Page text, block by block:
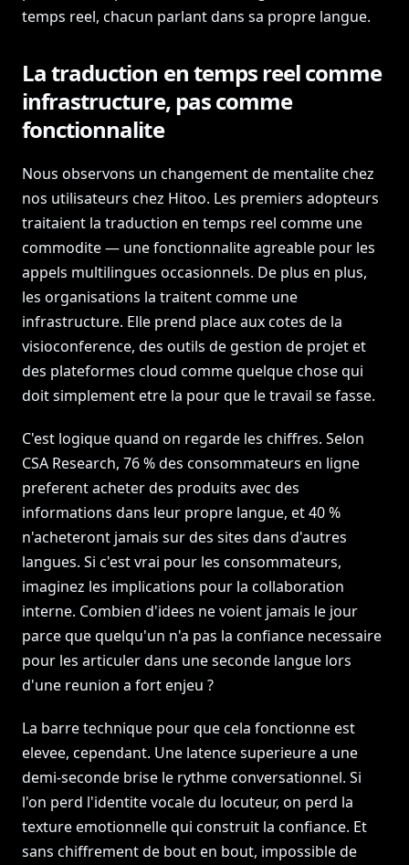
temps reel, chacun parlant dans sa propre langue.
La traduction en temps reel comme
infrastructure, pas comme
fonctionnalite
Nous observons un changement de mentalite chez
nos utilisateurs chez Hitoo. Les premiers adopteurs
traitaient la traduction en temps reel comme une
commodite — une fonctionnalite agreable pour les
appels multilingues occasionnels. De plus en plus,
les organisations la traitent comme une
infrastructure. Elle prend place aux cotes de la
visioconference, des outils de gestion de projet et
des plateformes cloud comme quelque chose qui
doit simplement etre la pour que le travail se fasse.
C'est logique quand on regarde les chiffres. Selon
CSA Research, 76 % des consommateurs en ligne
preferent acheter des produits avec des
informations dans leur propre langue, et 40 %
n'acheteront jamais sur des sites dans d'autres
langues. Si c'est vrai pour les consommateurs,
imaginez les implications pour la collaboration
interne. Combien d'idees ne voient jamais le jour
parce que quelqu'un n'a pas la confiance necessaire
pour les articuler dans une seconde langue lors
d'une reunion a fort enjeu ?
La barre technique pour que cela fonctionne est
elevee, cependant. Une latence superieure a une
demi-seconde brise le rythme conversationnel. Si
l'on perd l'identite vocale du locuteur, on perd la
texture emotionnelle qui construit la confiance. Et
sans chiffrement de bout en bout, impossible de